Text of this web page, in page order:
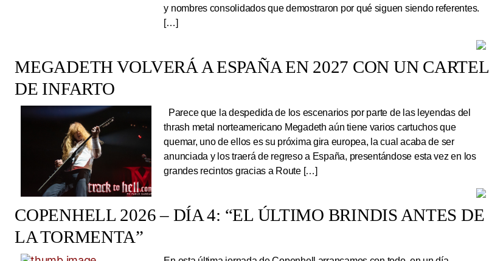
y nombres consolidados que demostraron por qué siguen siendo referentes.
[…]
MEGADETH VOLVERÁ A ESPAÑA EN 2027 CON UN CARTEL
DE INFARTO
Parece que la despedida de los escenarios por parte de las leyendas del
thrash metal norteamericano Megadeth aún tiene varios cartuchos que
quemar, uno de ellos es su próxima gira europea, la cual acaba de ser
anunciada y los traerá de regreso a España, presentándose esta vez en los
grandes recintos gracias a Route […]
COPENHELL 2026 – DÍA 4: “EL ÚLTIMO BRINDIS ANTES DE
LA TORMENTA”